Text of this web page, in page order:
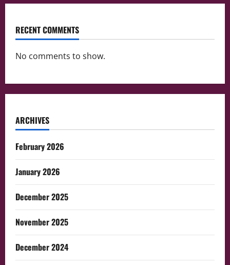
RECENT COMMENTS
No comments to show.
ARCHIVES
February 2026
January 2026
December 2025
November 2025
December 2024